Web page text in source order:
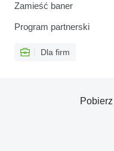
Zamieść baner
Program partnerski
Dla firm